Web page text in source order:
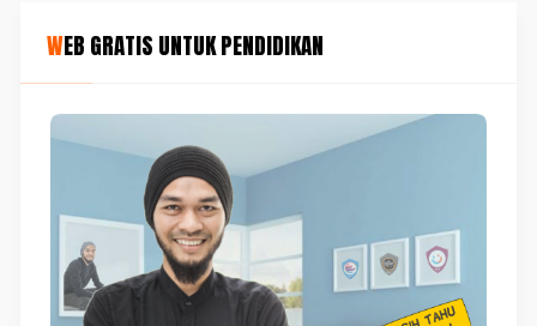
WEB GRATIS UNTUK PENDIDIKAN